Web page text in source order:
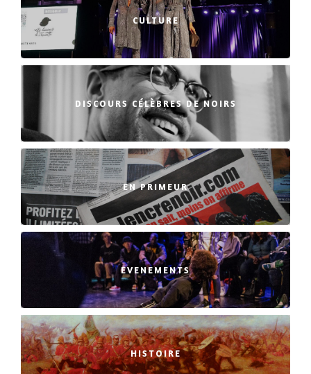
CULTURE
DISCOURS CÉLÈBRES DE NOIRS
EN PRIMEUR
EVENEMENTS
HISTOIRE